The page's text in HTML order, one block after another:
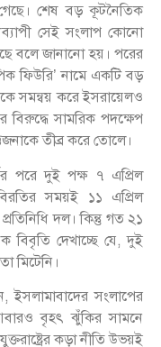
শেষ বড় কূটনৈতিক
সেই সংলাপ কোনো
বলে জানানো হয়। পরের
ফিউরি’ নামে একটি বড়
সমন্বয় করে ইসরায়েলও
বিরুদ্ধে সামরিক পদক্ষেপ
তীব্র করে তোলে।
পরে দুই পক্ষ ৭ এপ্রিল
সময়ই ১১ এপ্রিল
দল। কিন্তু গত ২১
বিবৃতি দেখাচ্ছে যে, দুই
মিটেনি।
ইসলামাবাদের সংলাপের
আবারও বৃহৎ ঝুঁকির সামনে
কড়া নীতি উভয়ই